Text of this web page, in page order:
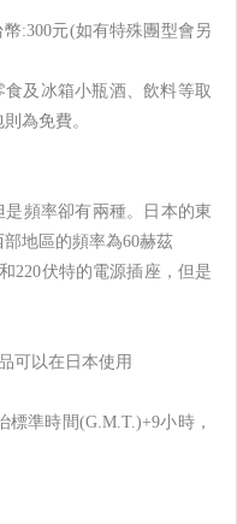
:300元(如有特殊團型會另
及冰箱小瓶酒、飲料等取
為免費。
頻率卻有兩種。日本的東
地區的頻率為60赫茲
220伏特的電源插座，但是
可以在日本使用
準時間(G.M.T.)+9小時，